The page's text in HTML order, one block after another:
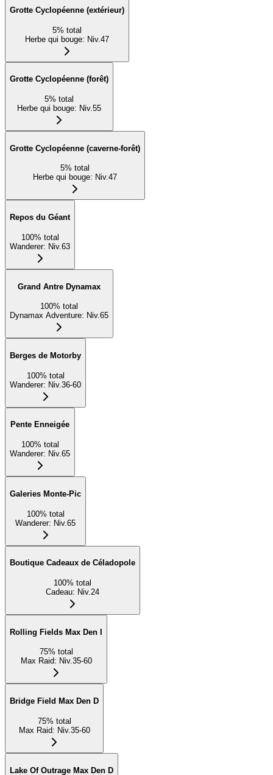
Grotte Cyclopéenne (extérieur)
5% total
Herbe qui bouge: Niv.47
Grotte Cyclopéenne (forêt)
5% total
Herbe qui bouge: Niv.55
Grotte Cyclopéenne (caverne-forêt)
5% total
Herbe qui bouge: Niv.47
Repos du Géant
100% total
Wanderer: Niv.63
Grand Antre Dynamax
100% total
Dynamax Adventure: Niv.65
Berges de Motorby
100% total
Wanderer: Niv.36-60
Pente Enneigée
100% total
Wanderer: Niv.65
Galeries Monte-Pic
100% total
Wanderer: Niv.65
Boutique Cadeaux de Céladopole
100% total
Cadeau: Niv.24
Rolling Fields Max Den I
75% total
Max Raid: Niv.35-60
Bridge Field Max Den D
75% total
Max Raid: Niv.35-60
Lake Of Outrage Max Den D